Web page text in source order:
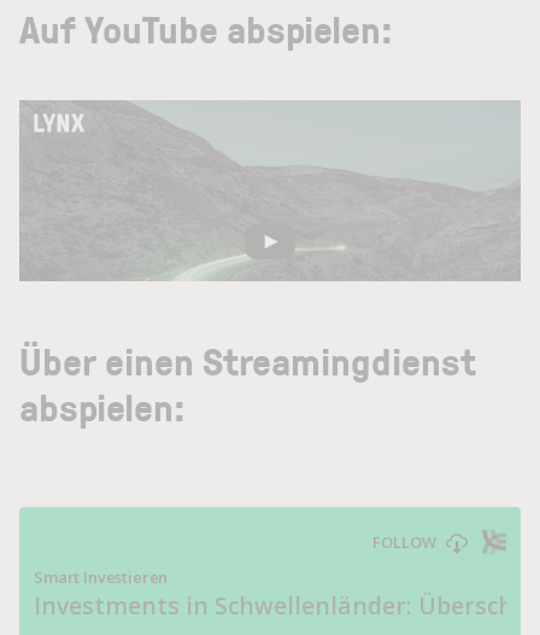
Auf YouTube abspielen:
Über einen Streamingdienst
abspielen: